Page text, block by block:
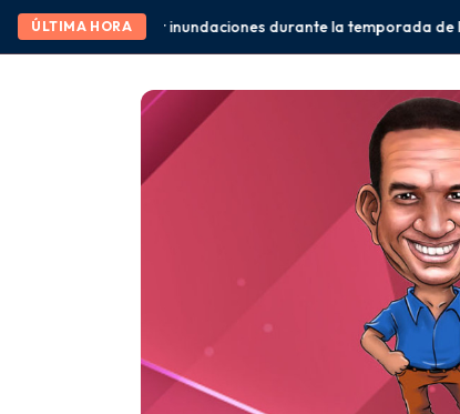
ÚLTIMA HORA
durante la temporada de lluvias” Eduardo Ramírez